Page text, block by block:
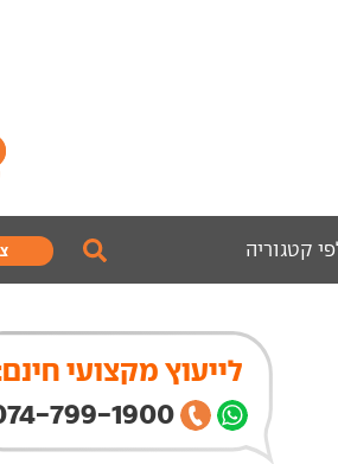
קטגוריה
לייעוץ מקצועי
074-799-1900